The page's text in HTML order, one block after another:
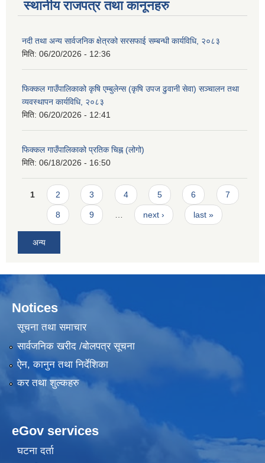
स्थानीय राजपत्र तथा कानूनहरु
नदी तथा अन्य सार्वजनिक क्षेत्रको सरसफाई सम्बन्धी कार्यविधि, २०८३
मिति: 06/20/2026 - 12:36
फिक्कल गाउँपालिकाको कृषि एम्बुलेन्स (कृषि उपज ढुवानी सेवा) सञ्चालन तथा
व्यवस्थापन कार्यविधि, २०८३
मिति: 06/20/2026 - 12:41
फिक्कल गाउँपालिकाको प्रतिक चिह्न (लोगो)
मिति: 06/18/2026 - 16:50
Pages
1 2 3 4 5 6 7
8 9 … next › last »
अन्य
Notices
सूचना तथा समाचार
सार्वजनिक खरीद /बोलपत्र सूचना
ऐन, कानुन तथा निर्देशिका
कर तथा शुल्कहरु
eGov services
घटना दर्ता